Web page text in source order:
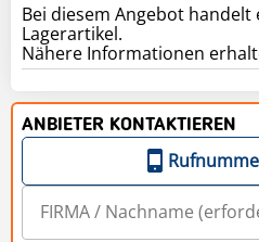
Bei diesem Angebot handelt
Lagerartikel.
Nähere Informationen
ANBIETER KONTAKTIEREN